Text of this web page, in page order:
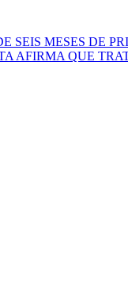
SEIS MESES DE
AFIRMA QUE